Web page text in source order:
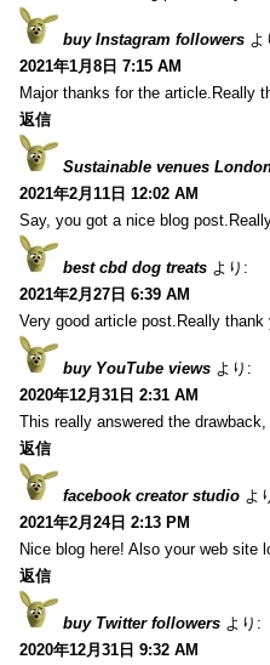
buy Instagram followers よ
2021年1月8日 7:15 AM
Major thanks for the article.Really
返信
Sustainable venues
2021年2月11日 12:02 AM
Say, you got a nice blog
best cbd dog treats より:
2021年2月27日 6:39 AM
Very good article post.Really thank
buy YouTube views より:
2020年12月31日 2:31 AM
This really answered the
返信
facebook creator studio よ
2021年2月24日 2:13 PM
Nice blog here! Also your web site
返信
buy Twitter followers より:
2020年12月31日 9:32 AM